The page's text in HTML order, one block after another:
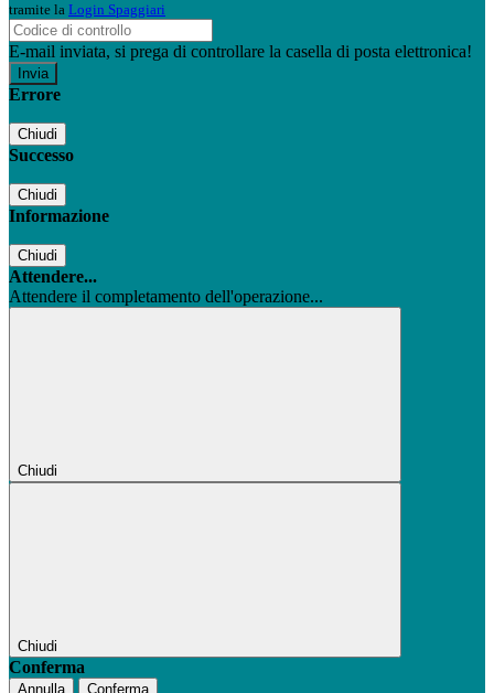
tramite la Login Spaggiari
E-mail inviata, si prega di controllare la casella di posta elettronica!
Errore
Chiudi
Successo
Chiudi
Informazione
Chiudi
Attendere...
Attendere il completamento dell'operazione...
Chiudi
Chiudi
Conferma
Annulla Conferma